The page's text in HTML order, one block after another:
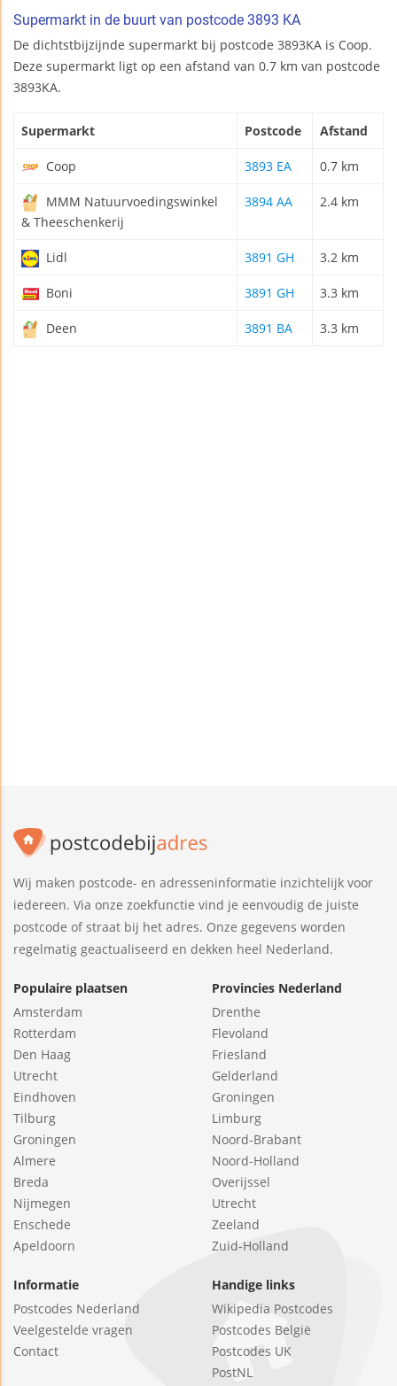
Supermarkt in de buurt van postcode 3893 KA
De dichtstbijzijnde supermarkt bij postcode 3893KA is Coop.
Deze supermarkt ligt op een afstand van 0.7 km van postcode
3893KA.
Supermarkt Postcode Afstand
Coop 3893 EA 0.7 km
MMM Natuurvoedingswinkel
& Theeschenkerij
3894 AA 2.4 km
Lidl 3891 GH 3.2 km
Boni 3891 GH 3.3 km
Deen 3891 BA 3.3 km
Wij maken postcode- en adresseninformatie inzichtelijk voor
iedereen. Via onze zoekfunctie vind je eenvoudig de juiste
postcode of straat bij het adres. Onze gegevens worden
regelmatig geactualiseerd en dekken heel Nederland.
Populaire plaatsen
Amsterdam
Rotterdam
Den Haag
Utrecht
Eindhoven
Tilburg
Groningen
Almere
Breda
Nijmegen
Enschede
Apeldoorn
Provincies Nederland
Drenthe
Flevoland
Friesland
Gelderland
Groningen
Limburg
Noord-Brabant
Noord-Holland
Overijssel
Utrecht
Zeeland
Zuid-Holland
Informatie
Postcodes Nederland
Veelgestelde vragen
Contact
Handige links
Wikipedia Postcodes
Postcodes België
Postcodes UK
PostNL